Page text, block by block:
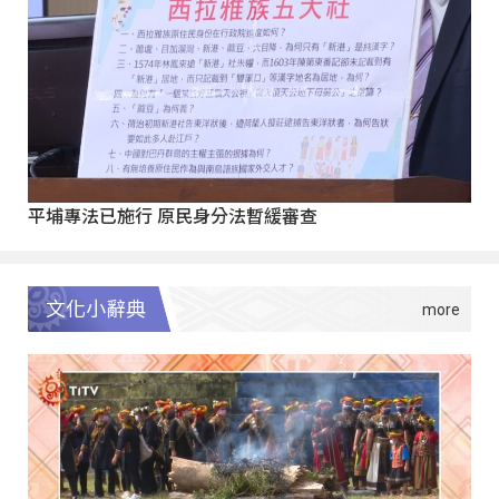
平埔專法已施行 原民身分法暫緩審查
文化小辭典